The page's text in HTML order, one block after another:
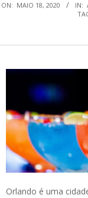
ON: MAIO 18, 2020 IN:
Orlando é uma